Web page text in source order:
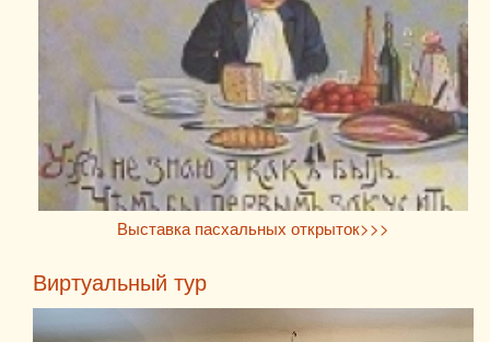
Выставка пасхальных открыток>>>
Виртуальный тур